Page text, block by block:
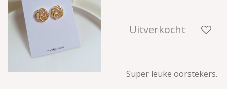
Uitverkocht
Super leuke oorstekers.